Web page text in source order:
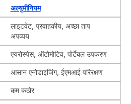
अल्युमीनियम
लाइटवेट, प्रवाहकीय, अच्छा ताप
अपव्यय
एयरोस्पेस, ऑटोमोटिव, पोर्टेबल उपकरण
आसान एनोडाइजिंग, ईएमआई परिरक्षण
कम कठोर